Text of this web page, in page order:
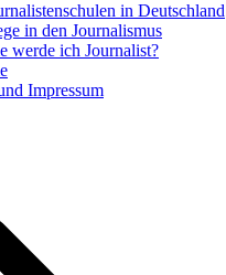
in Deutschland
in den Journalismus
werde ich Journalist?
Impressum